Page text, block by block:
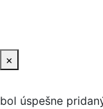
×
bol úspešne